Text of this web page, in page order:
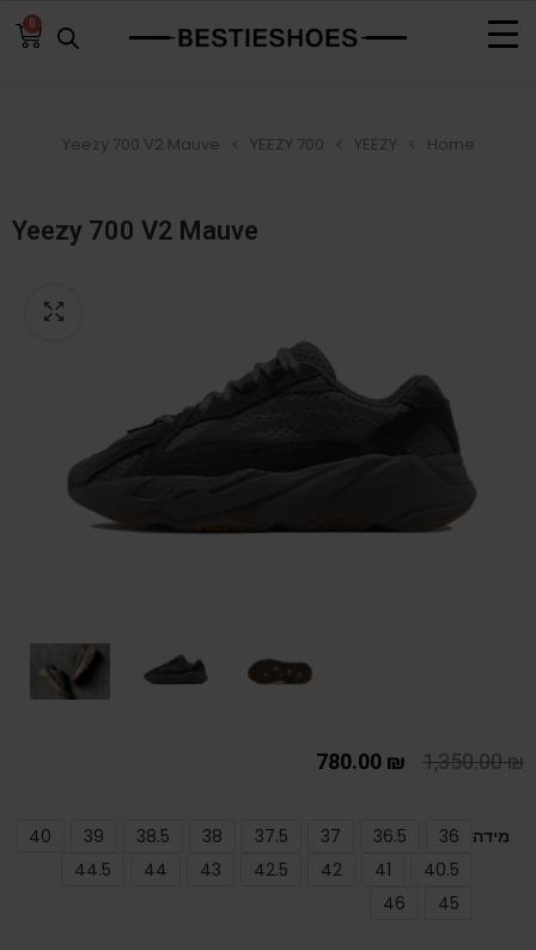
0
Home
YEEZY
YEEZY 700
Yeezy 700 V2 Mauve
Yeezy 700 V2 Mauve
1,350.00₪
780.00 ₪
מידה 36
36.5
37
37.5
38
38.5
39
40
40.5
41
42
42.5
43
44
44.5
45
46